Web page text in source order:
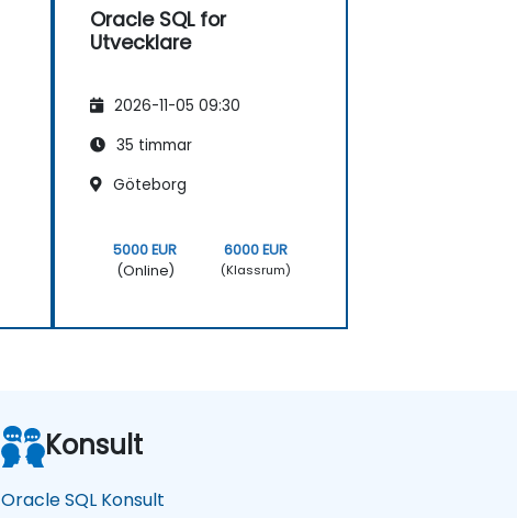
Oracle SQL for
Utvecklare
2026-11-05 09:30
35 timmar
Göteborg
5000 EUR
(Online)
6000 EUR
(Klassrum)
Konsult
Oracle SQL Konsult